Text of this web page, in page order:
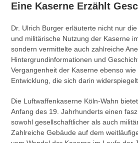
Eine Kaserne Erzählt
Dr. Ulrich Burger erläuterte nicht nur
und militärische Nutzung der Kaserne
sondern vermittelte auch zahlreiche
Hintergrundinformationen und
Vergangenheit der Kaserne ebenso
Entwicklung, die sich darin widerspiegelt.
Die Luftwaffenkaserne Köln-Wahn
Anfang des 19. Jahrhunderts einen
sowohl gesellschaftlicher als auch
Zahlreiche Gebäude auf dem